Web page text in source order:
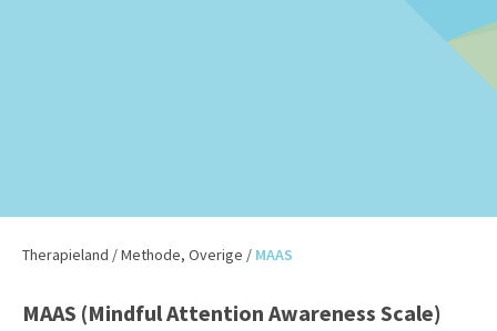
Therapieland /Methode, Overige / MAAS
MAAS (Mindful Attention Awareness Scale)